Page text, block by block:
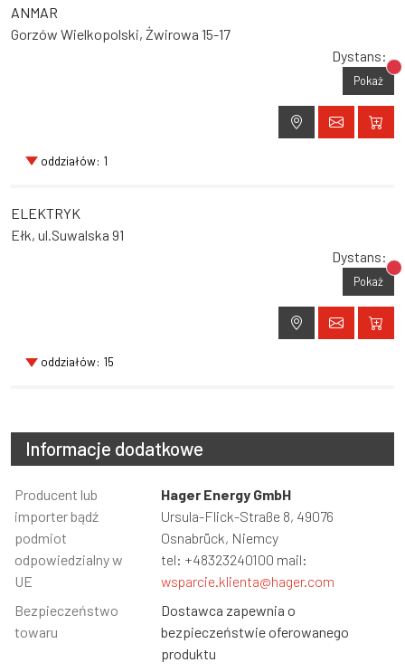
ANMAR
Gorzów Wielkopolski, Żwirowa 15-17
Dystans:
Pokaż
oddziałów: 1
ELEKTRYK
Ełk, ul.Suwalska 91
Dystans:
Pokaż
oddziałów: 15
Informacje dodatkowe
Informacja
Wartość
Producent lub
importer bądź
podmiot
odpowiedzialny w
UE
Hager Energy GmbH
Ursula-Flick-Straße 8, 49076
Osnabrück, Niemcy
tel: +48323240100 mail:
wsparcie.klienta@hager.com
Bezpieczeństwo
towaru
Dostawca zapewnia o
bezpieczeństwie oferowanego
produktu